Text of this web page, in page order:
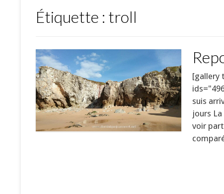
Étiquette : troll
[gallery
suis
jours
voir